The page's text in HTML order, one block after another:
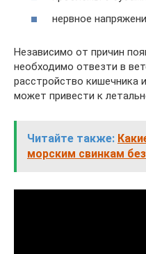
нервное
Независимо от причин
необходимо отвезти в
расстройство кишечника
может привести к
Читайте также:
морским свинкам